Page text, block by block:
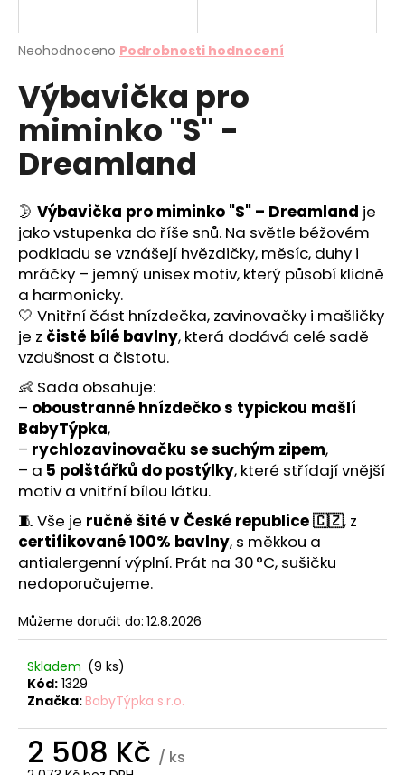
Průměrné
produktu
je
5
hvězdiček.
Neohodnoceno Podrobnosti hodnocení
Výbavička pro
miminko "S" -
Dreamland
🌛 Výbavička pro miminko "S" – Dreamland je
jako vstupenka do říše snů. Na světle béžovém
podkladu se vznášejí hvězdičky, měsíc, duhy i
mráčky – jemný unisex motiv, který působí klidně
a harmonicky.
🤍 Vnitřní část hnízdečka, zavinovačky i mašličky
je z čistě bílé bavlny, která dodává celé sadě
vzdušnost a čistotu.
👶 Sada obsahuje:
– oboustranné hnízdečko s typickou mašlí
BabyTýpka,
– rychlozavinovačku se suchým zipem,
– a 5 polštářků do postýlky, které střídají vnější
motiv a vnitřní bílou látku.
🧵 Vše je ručně šité v České republice 🇨🇿, z
certifikované 100% bavlny, s měkkou a
antialergenní výplní. Prát na 30 °C, sušičku
nedoporučujeme.
Můžeme doručit do: 12.8.2026
Skladem (9 ks)
Kód: 1329
Značka: BabyTýpka s.r.o.
2 508 Kč / ks
j
t
?
HLEDAT
D
o
p
o
r
u
č
u
j
e
m
HNÍZDEČKO
-
TEDDY
959
Kč